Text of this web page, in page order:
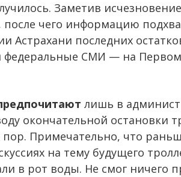
Заметив
после чего информацию
Астрахани последних
федеральные СМИ — на
лишь в
окончательной остановки
пор. Примечательно, что
на тему будущего
в рот воды. Не смог ничего